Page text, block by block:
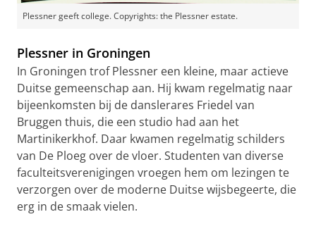
Plessner geeft college. Copyrights: the Plessner estate.
Plessner in Groningen
In Groningen trof Plessner een kleine, maar actieve
Duitse gemeenschap aan. Hij kwam regelmatig naar
bijeenkomsten bij de danslerares Friedel van
Bruggen thuis, die een studio had aan het
Martinikerkhof. Daar kwamen regelmatig schilders
van De Ploeg over de vloer. Studenten van diverse
faculteitsverenigingen vroegen hem om lezingen te
verzorgen over de moderne Duitse wijsbegeerte, die
erg in de smaak vielen.